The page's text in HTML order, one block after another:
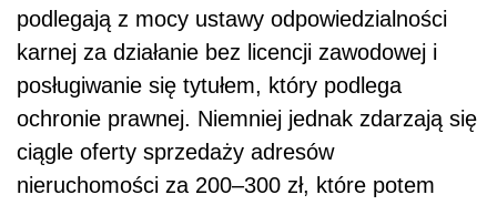
podlegają z mocy ustawy odpowiedzialności
karnej za działanie bez licencji zawodowej i
posługiwanie się tytułem, który podlega
ochronie prawnej. Niemniej jednak zdarzają się
ciągle oferty sprzedaży adresów
nieruchomości za 200–300 zł, które potem